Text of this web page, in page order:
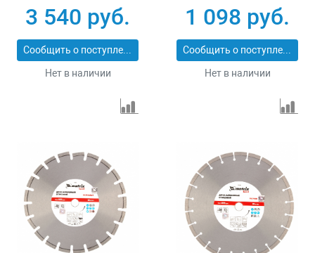
2,2 x 12 mm
3 540 руб.
Сообщить о поступлении
Нет в наличии
1 098 руб.
Сообщить о поступлении
Нет в наличии